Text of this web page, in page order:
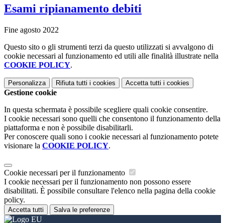
Esami ripianamento debiti
Fine agosto 2022
Questo sito o gli strumenti terzi da questo utilizzati si avvalgono di
cookie necessari al funzionamento ed utili alle finalità illustrate nella
COOKIE POLICY.
Personalizza Rifiuta tutti i cookies Accetta tutti i cookies
Gestione cookie
In questa schermata è possibile scegliere quali cookie consentire.
I cookie necessari sono quelli che consentono il funzionamento della
piattaforma e non è possibile disabilitarli.
Per conoscere quali sono i cookie necessari al funzionamento potete
visionare la COOKIE POLICY.
Cookie necessari per il funzionamento
I cookie necessari per il funzionamento non possono essere
disabilitati. È possibile consultare l'elenco nella pagina della cookie
policy.
Accetta tutti Salva le preferenze